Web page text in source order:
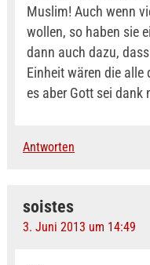
Muslim! Auch wenn
wollen, so haben sie
dann auch dazu,
Einheit wären die alle
es aber Gott sei dank
Antworten
soistes
3. Juni 2013 um 14:49